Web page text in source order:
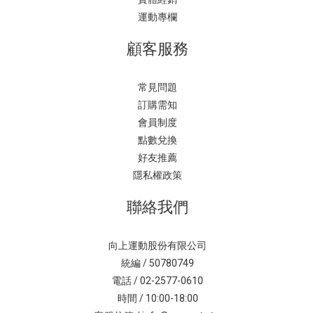
運動專欄
顧客服務
常見問題
訂購需知
會員制度
點數兌換
好友推薦
隱私權政策
聯絡我們
向上運動股份有限公司
統編 / 50780749
電話 / 02-2577-0610
時間 / 10:00-18:00